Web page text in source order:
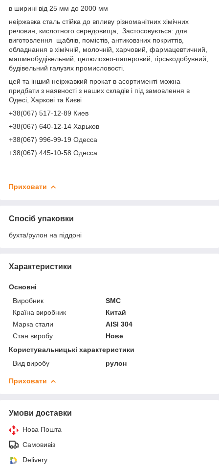
в ширині від 25 мм до 2000 мм
неіржавка сталь стійка до впливу різноманітних хімічних
речовин, кислотного середовища,. Застосовується: для
виготовлення щаблів, помістів, антиковзних покриттів,
обладнання в хімічній, молочній, харчовий, фармацевтичний,
машинобудівельний, целюлозно-паперовий, гірськодобувний,
будівельний галузях промисловості.
цей та інший неіржавкий прокат в асортименті можна
придбати з наявності з наших складів і під замовлення в
Одесі, Харкові та Києві
+38(067) 517-12-89 Киев
+38(067) 640-12-14 Харьков
+38(067) 996-99-19 Одесса
+38(067) 445-10-58 Одесса
Приховати
Спосіб упаковки
бухта/рулон на піддоні
Характеристики
Основні
Виробник
SMC
Країна виробник
Китай
Марка стали
AISI 304
Стан виробу
Нове
Користувальницькі характеристики
Вид виробу
рулон
Приховати
Умови доставки
Нова Пошта
Самовивіз
Delivery